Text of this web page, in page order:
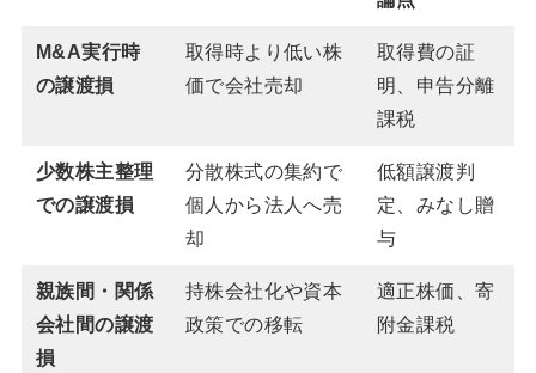
M&A実行時
の譲渡損
取得時より低い株
価で会社売却
取得費の証
明、申告分離
課税
少数株主整理
での譲渡損
分散株式の集約で
個人から法人へ売
却
低額譲渡判
定、みなし贈
与
親族間・関係
会社間の譲渡
損
持株会社化や資本
政策での移転
適正株価、寄
附金課税